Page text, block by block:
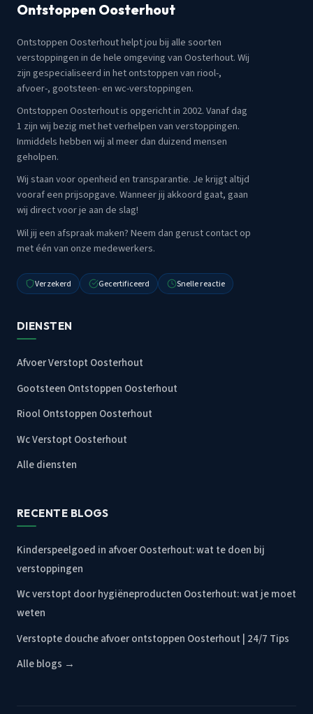
Ontstoppen Oosterhout
Ontstoppen Oosterhout helpt jou bij alle soorten
verstoppingen in de hele omgeving van Oosterhout. Wij
zijn gespecialiseerd in het ontstoppen van riool-,
afvoer-, gootsteen- en wc-verstoppingen.
Ontstoppen Oosterhout is opgericht in 2002. Vanaf dag
1 zijn wij bezig met het verhelpen van verstoppingen.
Inmiddels hebben wij al meer dan duizend mensen
geholpen.
Wij staan voor openheid en transparantie. Je krijgt altijd
vooraf een prijsopgave. Wanneer jij akkoord gaat, gaan
wij direct voor je aan de slag!
Wil jij een afspraak maken? Neem dan gerust contact op
met één van onze medewerkers.
Verzekerd Gecertificeerd Snelle reactie
DIENSTEN
Afvoer Verstopt Oosterhout
Gootsteen Ontstoppen Oosterhout
Riool Ontstoppen Oosterhout
Wc Verstopt Oosterhout
Alle diensten
RECENTE BLOGS
Kinderspeelgoed in afvoer Oosterhout: wat te doen bij
verstoppingen
Wc verstopt door hygiëneproducten Oosterhout: wat je moet
weten
Verstopte douche afvoer ontstoppen Oosterhout | 24/7 Tips
Alle blogs →